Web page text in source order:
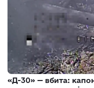
«Д-30» — вбита: